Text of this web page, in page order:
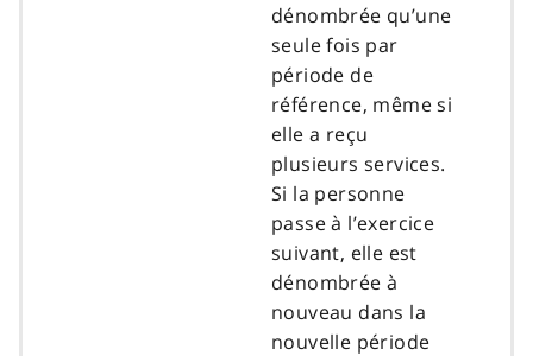
dénombrée qu’une
seule fois par
période de
référence, même si
elle a reçu
plusieurs services.
Si la personne
passe à l’exercice
suivant, elle est
dénombrée à
nouveau dans la
nouvelle période